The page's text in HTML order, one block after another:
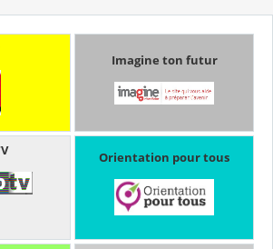
Imagine ton futur
Orientation pour tous